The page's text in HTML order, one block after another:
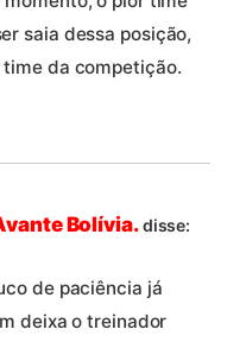
saia dessa posição,
time da competição.
Bolívia.disse:
de paciência já
deixa o treinador